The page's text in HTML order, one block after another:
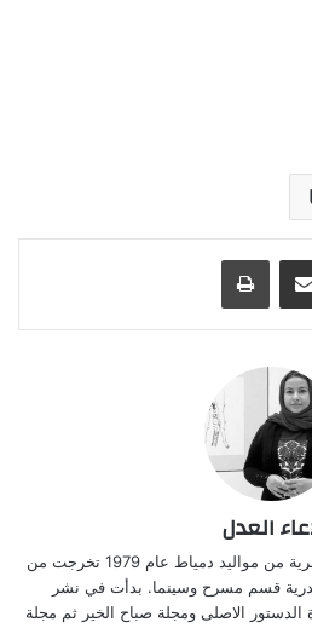
مشاركة عبر البريد طباعة
العدل
دعاء العدل رسامة كاريكاتير مصرية من مواليد دمياط عام 1979 تخرجت من
قسم مسرح وسينما. بدأت في نشر
2005 في جريدة الدستور الاصلى ومجلة صباح الخير ثم مجلة